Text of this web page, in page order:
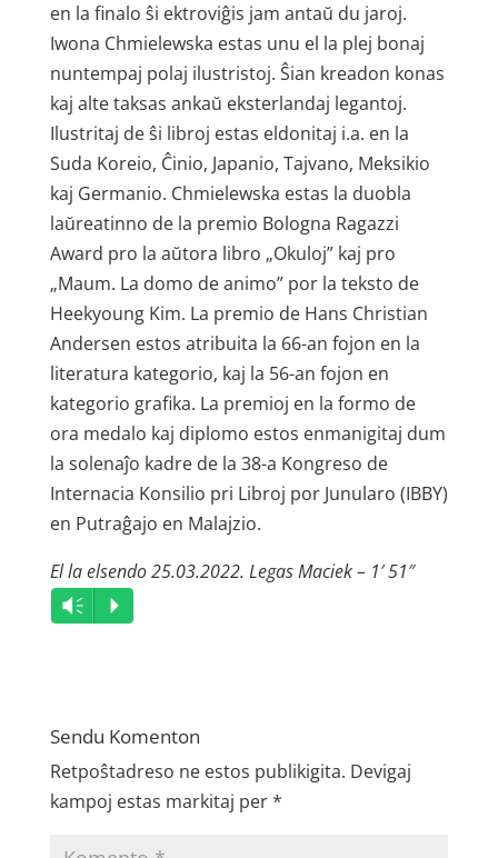
en la finalo ŝi ektroviĝis jam antaŭ du jaroj.
Iwona Chmielewska estas unu el la plej bonaj
nuntempaj polaj ilustristoj. Ŝian kreadon konas
kaj alte taksas ankaŭ eksterlandaj legantoj.
Ilustritaj de ŝi libroj estas eldonitaj i.a. en la
Suda Koreio, Ĉinio, Japanio, Tajvano, Meksikio
kaj Germanio. Chmielewska estas la duobla
laŭreatinno de la premio Bologna Ragazzi
Award pro la aŭtora libro „Okuloj” kaj pro
„Maum. La domo de animo” por la teksto de
Heekyoung Kim. La premio de Hans Christian
Andersen estos atribuita la 66-an fojon en la
literatura kategorio, kaj la 56-an fojon en
kategorio grafika. La premioj en la formo de
ora medalo kaj diplomo estos enmanigitaj dum
la solenaĵo kadre de la 38-a Kongreso de
Internacia Konsilio pri Libroj por Junularo (IBBY)
en Putraĝajo en Malajzio.
El la elsendo 25.03.2022. Legas Maciek – 1′ 51″
Audio
Player
Vm P
Sendu Komenton
Retpoŝtadreso ne estos publikigita. Devigaj
kampoj estas markitaj per*